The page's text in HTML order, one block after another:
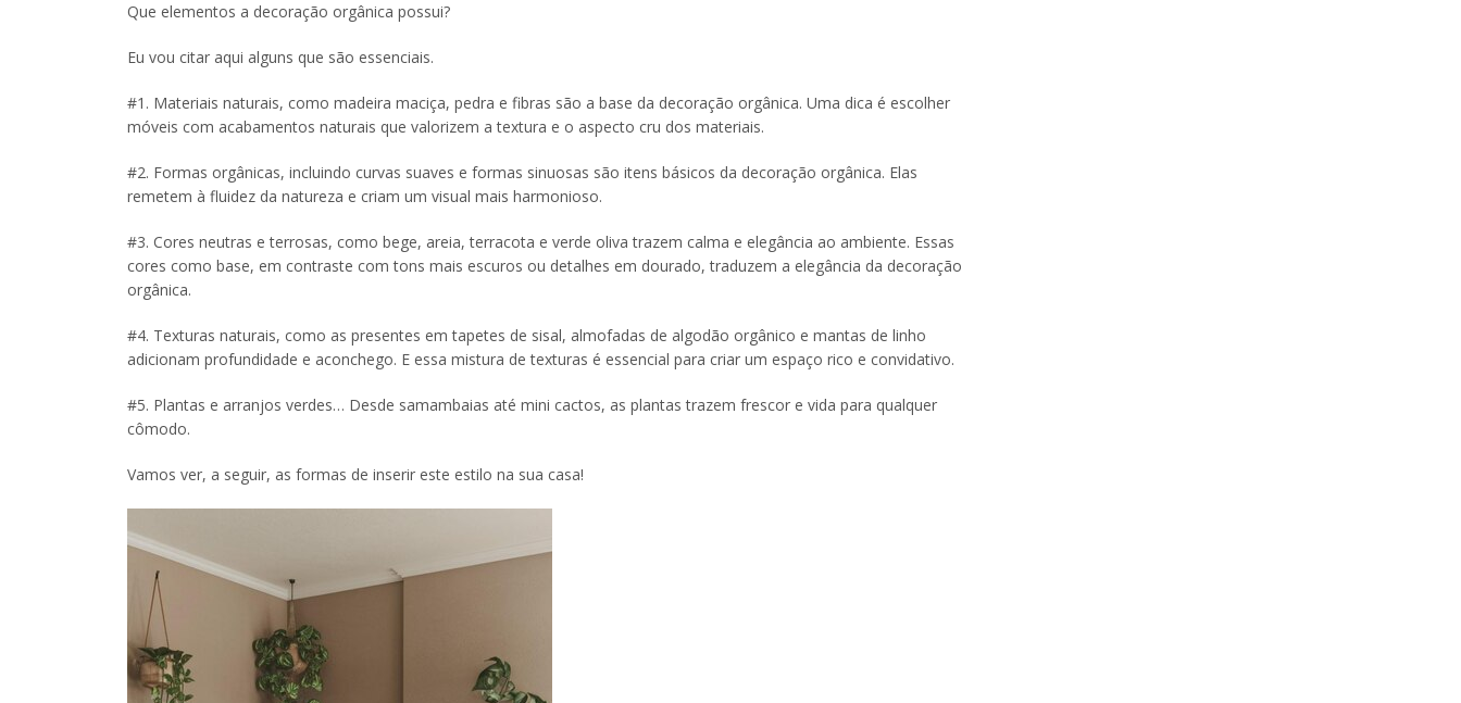
Que elementos a decoração orgânica possui?
Eu vou citar aqui alguns que são essenciais.
#1. Materiais naturais, como madeira maciça, pedra e fibras são a base da decoração orgânica. Uma dica é escolher
móveis com acabamentos naturais que valorizem a textura e o aspecto cru dos materiais.
#2. Formas orgânicas, incluindo curvas suaves e formas sinuosas são itens básicos da decoração orgânica. Elas
remetem à fluidez da natureza e criam um visual mais harmonioso.
#3. Cores neutras e terrosas, como bege, areia, terracota e verde oliva trazem calma e elegância ao ambiente. Essas
cores como base, em contraste com tons mais escuros ou detalhes em dourado, traduzem a elegância da decoração
orgânica.
#4. Texturas naturais, como as presentes em tapetes de sisal, almofadas de algodão orgânico e mantas de linho
adicionam profundidade e aconchego. E essa mistura de texturas é essencial para criar um espaço rico e convidativo.
#5. Plantas e arranjos verdes… Desde samambaias até mini cactos, as plantas trazem frescor e vida para qualquer
cômodo.
Vamos ver, a seguir, as formas de inserir este estilo na sua casa!